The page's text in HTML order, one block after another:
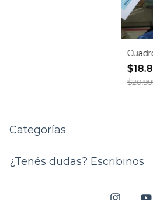
Categorías
¿Tenés dudas? Escribinos